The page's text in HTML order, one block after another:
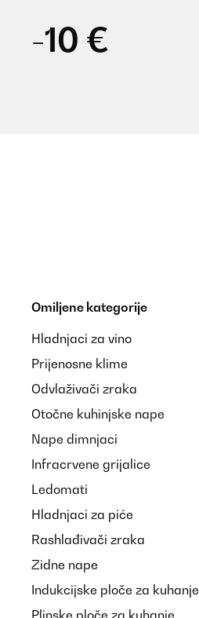
-10 €
Omiljene kategorije
Hladnjaci za vino
Prijenosne klime
Odvlaživači zraka
Otočne kuhinjske nape
Nape dimnjaci
Infracrvene grijalice
Ledomati
Hladnjaci za piće
Rashlađivači zraka
Zidne nape
Indukcijske ploče za kuhanje
Plinske ploče za kuhanje